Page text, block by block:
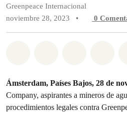
Greenpeace Internacional
noviembre 28, 2023
• 0
Ámsterdam, Países Bajos, 28 de
Company, aspirantes a mineros de
procedimientos legales contra